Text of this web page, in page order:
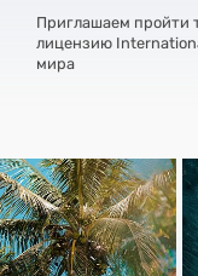
Приглашаем пройти
лицензию
мира